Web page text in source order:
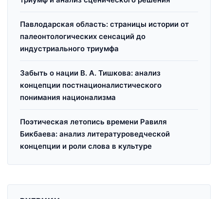
Павлодарская область: страницы истории от
палеонтологических сенсаций до
индустриального триумфа
Забыть о нации В. А. Тишкова: анализ
концепции постнационалистического
понимания национализма
Поэтическая летопись времени Равиля
Бикбаева: анализ литературоведческой
концепции и роли слова в культуре